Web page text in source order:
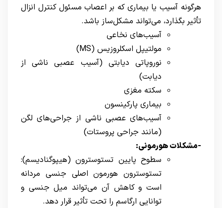
هرگونه آسیب یا بیماری که بر اعصاب مسئول کنترل انزال
تأثیر بگذارد، می‌تواند مشکل‌ساز باشد.
آسیب‌های نخاعی
مولتیپل اسکلروزیس (MS)
نوروپاتی دیابتی (آسیب عصبی ناشی از
دیابت)
سکته مغزی
بیماری پارکینسون
آسیب‌های عصبی ناشی از جراحی‌های لگن
(مانند جراحی پروستات)
-مشکلات هورمونی:
سطوح پایین تستوسترون (هیپوگنادیسم):
تستوسترون هورمون اصلی جنسی مردانه
است و کاهش آن می‌تواند میل جنسی و
توانایی ارگاسم را تحت تأثیر قرار دهد.